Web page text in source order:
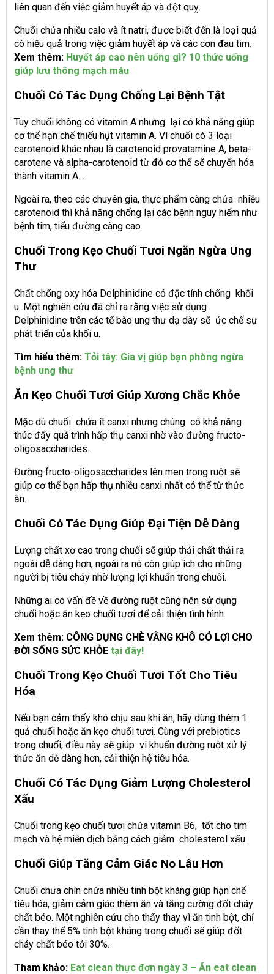
liên quan đến việc giảm huyết áp và đột quỵ.
Chuối chứa nhiều calo và ít natri, được biết đến là loại quả
có hiệu quả trong việc giảm huyết áp và các cơn đau tim.
Xem thêm: Huyết áp cao nên uống gì? 10 thức uống
giúp lưu thông mạch máu
Chuối Có Tác Dụng Chống Lại Bệnh Tật
Tuy chuối không có vitamin A nhưng lại có khả năng giúp
cơ thể hạn chế thiếu hụt vitamin A. Vì chuối có 3 loại
carotenoid khác nhau là carotenoid provatamine A, beta-
carotene và alpha-carotenoid từ đó cơ thể sẽ chuyển hóa
thành vitamin A. .
Ngoài ra, theo các chuyên gia, thực phẩm càng chứa nhiều
carotenoid thì khả năng chống lại các bệnh nguy hiểm như
bệnh tim, tiểu đường càng cao.
Chuối Trong Kẹo Chuối Tươi Ngăn Ngừa Ung
Thư
Chất chống oxy hóa Delphinidine có đặc tính chống khối
u. Một nghiên cứu đã chỉ ra rằng việc sử dụng
Delphinidine trên các tế bào ung thư dạ dày sẽ ức chế sự
phát triển của khối u.
Tìm hiểu thêm: Tỏi tây: Gia vị giúp bạn phòng ngừa
bệnh ung thư
Ăn Kẹo Chuối Tươi Giúp Xương Chắc Khỏe
Mặc dù chuối chứa ít canxi nhưng chúng có khả năng
thúc đẩy quá trình hấp thụ canxi nhờ vào đường fructo-
oligosaccharides.
Đường fructo-oligosaccharides lên men trong ruột sẽ
giúp cơ thể bạn hấp thụ nhiều canxi nhất có thể từ thức
ăn.
Chuối Có Tác Dụng Giúp Đại Tiện Dễ Dàng
Lượng chất xơ cao trong chuối sẽ giúp thải chất thải ra
ngoài dễ dàng hơn, ngoài ra nó còn giúp ích cho những
người bị tiêu chảy nhờ lượng lợi khuẩn trong chuối.
Những ai có vấn đề về đường ruột cũng nên sử dụng
chuối hoặc ăn kẹo chuối tươi để cải thiện tình hình.
Xem thêm: CÔNG DỤNG CHÈ VẰNG KHÔ CÓ LỢI CHO
ĐỜI SỐNG SỨC KHỎE tại đây!
Chuối Trong Kẹo Chuối Tươi Tốt Cho Tiêu
Hóa
Nếu bạn cảm thấy khó chịu sau khi ăn, hãy dùng thêm 1
quả chuối hoặc ăn kẹo chuối tươi. Cùng với prebiotics
trong chuối, điều này sẽ giúp vi khuẩn đường ruột xử lý
thức ăn dễ dàng hơn, cải thiện hệ tiêu hóa.
Chuối Có Tác Dụng Giảm Lượng Cholesterol
Xấu
Chuối trong kẹo chuối tươi chứa vitamin B6, tốt cho tim
mạch và hệ miễn dịch bằng cách giảm cholesterol xấu.
Chuối Giúp Tăng Cảm Giác No Lâu Hơn
Chuối chưa chín chứa nhiều tinh bột kháng giúp hạn chế
tiêu hóa, giảm cảm giác thèm ăn và tăng cường đốt cháy
chất béo. Một nghiên cứu cho thấy thay vì ăn tinh bột, chỉ
cần thay thế 5% tinh bột kháng trong chuối sẽ giúp đốt
cháy chất béo tới 30%.
Tham khảo: Eat clean thực đơn ngày 3 – Ăn eat clean